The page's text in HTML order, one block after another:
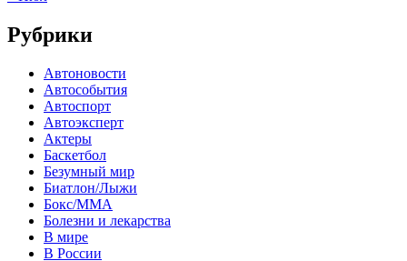
Рубрики
Автоновости
Автособытия
Автоспорт
Автоэксперт
Актеры
Баскетбол
Безумный мир
Биатлон/Лыжи
Бокс/MMA
Болезни и лекарства
В мире
В России